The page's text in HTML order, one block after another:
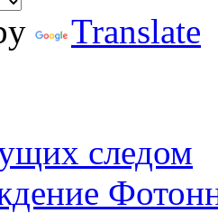
Translate
следом